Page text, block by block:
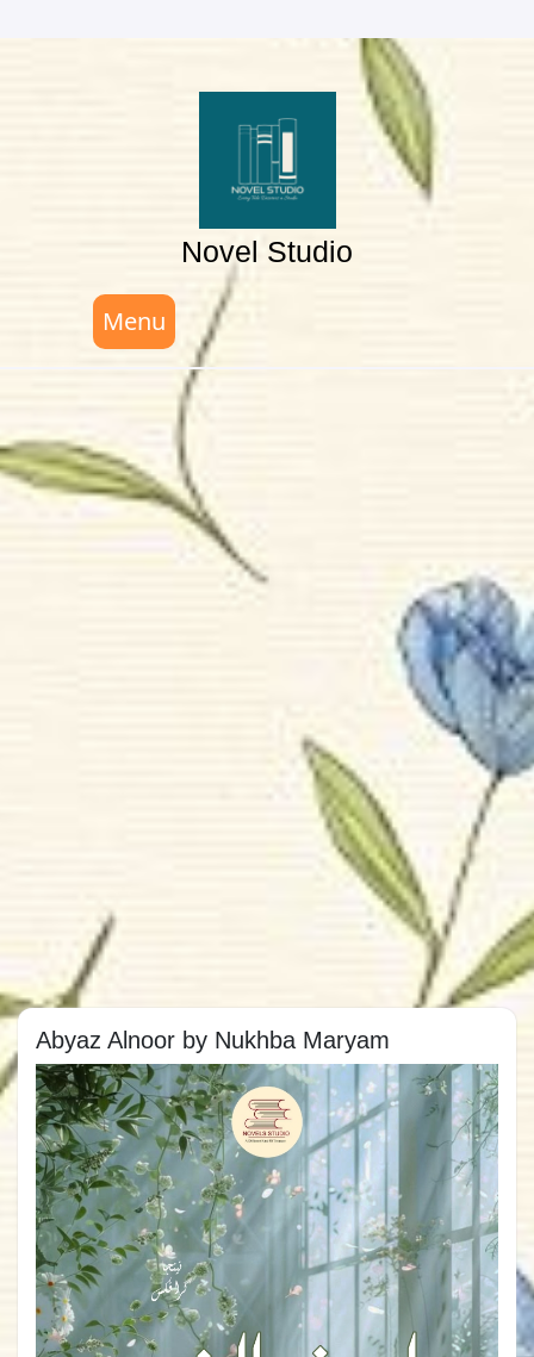
Novel Studio
Menu
Abyaz Alnoor by Nukhba Maryam